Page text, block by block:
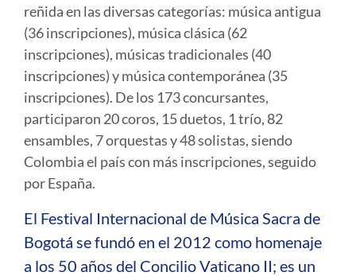
reñida en las diversas categorías: música antigua
(36 inscripciones), música clásica (62
inscripciones), músicas tradicionales (40
inscripciones) y música contemporánea (35
inscripciones). De los 173 concursantes,
participaron 20 coros, 15 duetos, 1 trío, 82
ensambles, 7 orquestas y 48 solistas, siendo
Colombia el país con más inscripciones, seguido
por España.
El Festival Internacional de Música Sacra de
Bogotá se fundó en el 2012 como homenaje
a los 50 años del Concilio Vaticano II; es un